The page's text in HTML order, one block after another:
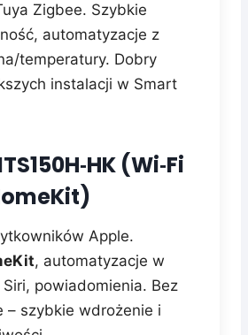
Zigbee. Szybkie
automatyzacje z
temperatury. Dobry
instalacji w Smart
(Wi‑Fi
Apple.
, automatyzacje w
powiadomienia. Bez
– szybkie wdrożenie i